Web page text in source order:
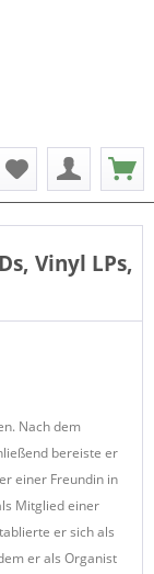
Vinyl LPs,
Nach dem
bereiste er
einer Freundin in
Mitglied einer
er sich als
er als Organist